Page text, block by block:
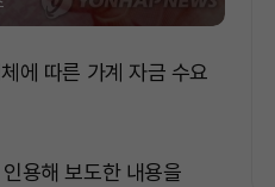
에 따른 가계 자금 수요
용해 보도한 내용을